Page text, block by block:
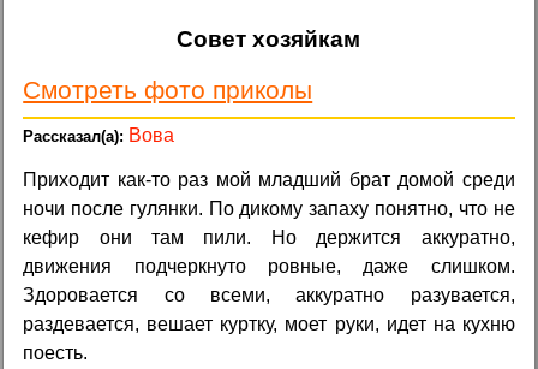
Совет хозяйкам
Смотреть фото приколы
Вова
Приходит как-то раз мой младший брат домой среди
ночи после гулянки. По дикому запаху понятно, что не
кефир они там пили. Но держится аккуратно,
движения подчеркнуто ровные, даже слишком.
Здоровается со всеми, аккуратно разувается,
раздевается, вешает куртку, моет руки, идет на кухню
поесть.